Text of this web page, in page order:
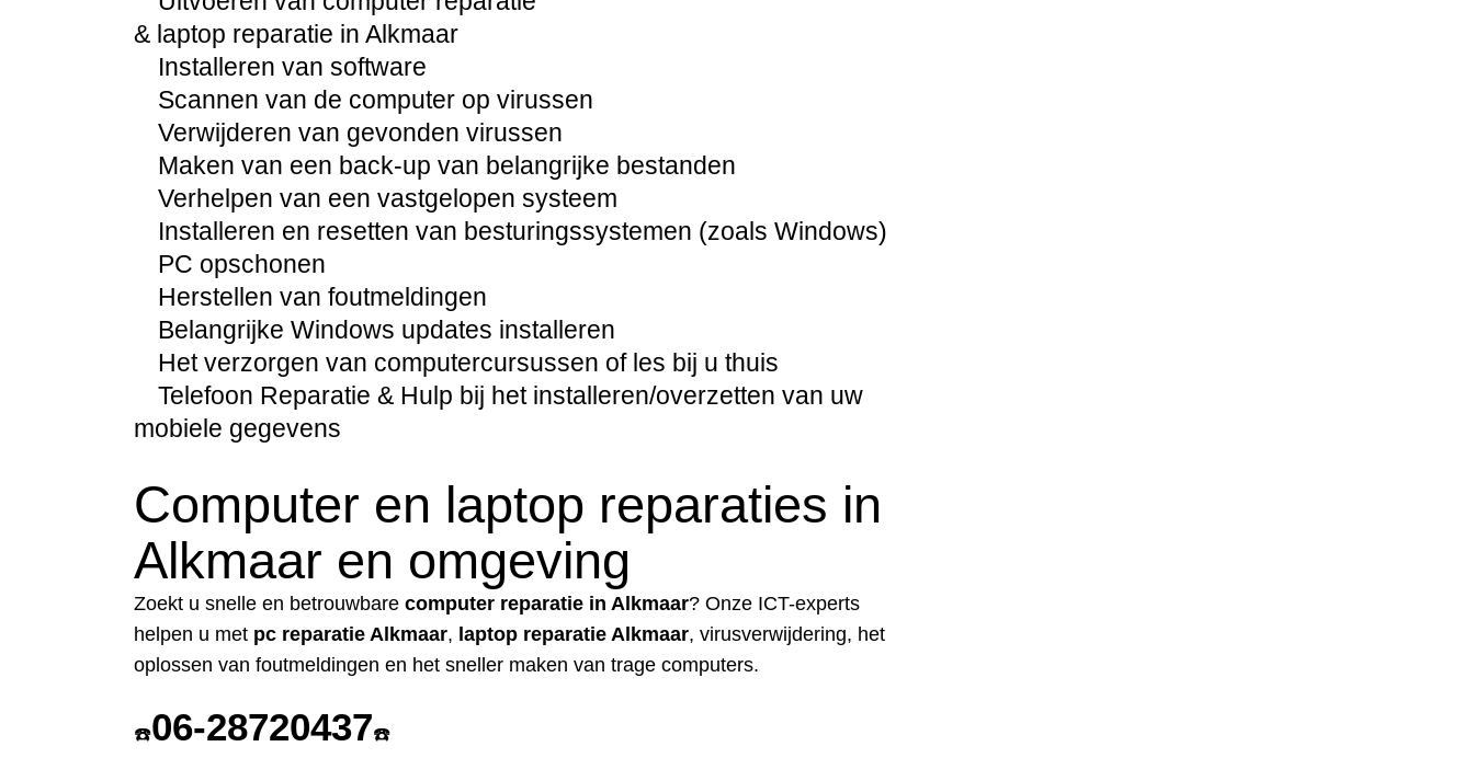
& laptop reparatie in Alkmaar
Installeren van software
Scannen van de computer op virussen
Verwijderen van gevonden virussen
Maken van een back-up van belangrijke bestanden
Verhelpen van een vastgelopen systeem
Installeren en resetten van besturingssystemen (zoals Windows)
PC opschonen
Herstellen van foutmeldingen
Belangrijke Windows updates installeren
Het verzorgen van computercursussen of les bij u thuis
Telefoon Reparatie & Hulp bij het installeren/overzetten van uw
mobiele gegevens
Computer en laptop reparaties in
Alkmaar en omgeving
Zoekt u snelle en betrouwbare computer reparatie in Alkmaar? Onze ICT-experts
helpen u met pc reparatie Alkmaar, laptop reparatie Alkmaar, virusverwijdering, het
oplossen van foutmeldingen en het sneller maken van trage computers.
☎️06-28720437☎️